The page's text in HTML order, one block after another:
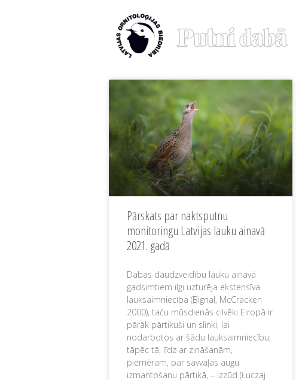
Pārskats par naktsputnu
monitoringu Latvijas lauku ainavā
2021. gadā
Dabas daudzveidību lauku ainavā
gadsimtiem ilgi uzturēja ekstensīva
lauksaimniecība (Bignal, McCracken
2000), taču mūsdienās cilvēki Eiropā ir
pārāk pārtikuši un slinki, lai
nodarbotos ar šādu lauksaimniecību,
tāpēc tā, līdz ar zināšanām,
piemēram, par savvaļas augu
izmantošanu pārtikā, – izzūd (Łuczaj